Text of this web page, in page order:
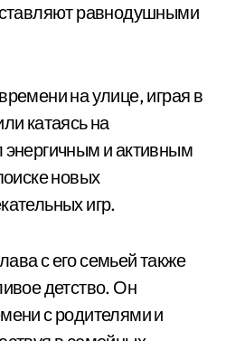
равнодушными
на улице, играя в
катаясь на
и активным
новых
игр.
с его семьей также
детство. Он
с родителями и